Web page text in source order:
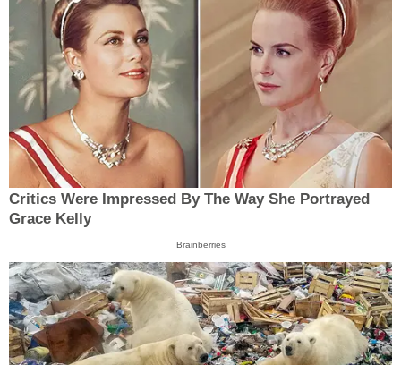
Critics Were Impressed By The Way She Portrayed
Grace Kelly
Brainberries